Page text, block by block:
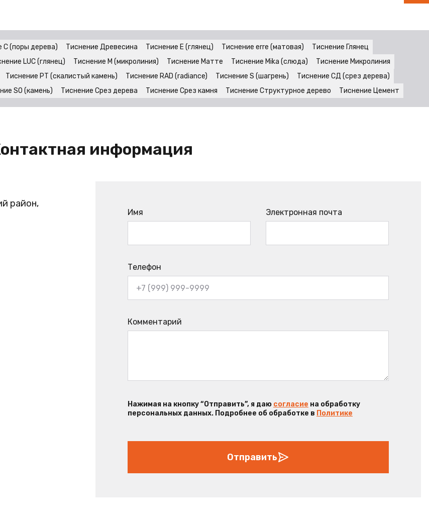
C (поры дерева) Тиснение Древесина Тиснение E (глянец) Тиснение erre (матовая)
Тиснение Глянец
LUC (глянец) Тиснение M (микролиния) Тиснение Матте Тиснение Mika (слюда)
Тиснение Микролиния
Тиснение PT (скалистый камень) Тиснение RAD (radiance) Тиснение S (шагрень)
Тиснение СД (срез дерева)
SO (камень) Тиснение Срез дерева Тиснение Срез камня Тиснение Структурное дерево Тиснение Цемент
информация
район,
Имя Электронная почта
Телефон
Комментарий
Нажимая на кнопку “Отправить”, я даю согласие на обработку
персональных данных. Подробнее об обработке в Политике
Отправить